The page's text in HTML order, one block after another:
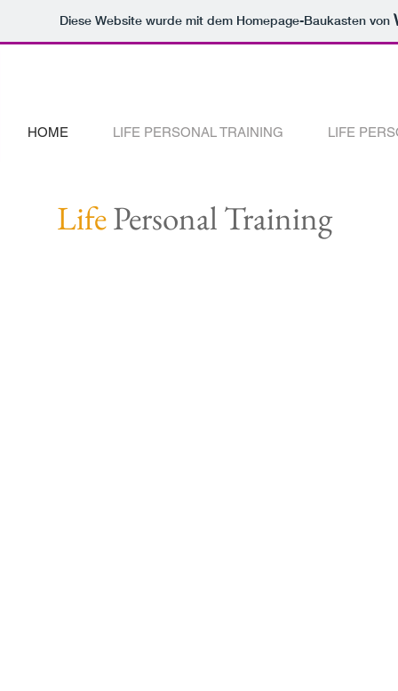
Diese Website wurde mit dem Homepage-Baukasten von
HOME LIFE PERSONAL TRAINING LIFE
LifePersonal Training